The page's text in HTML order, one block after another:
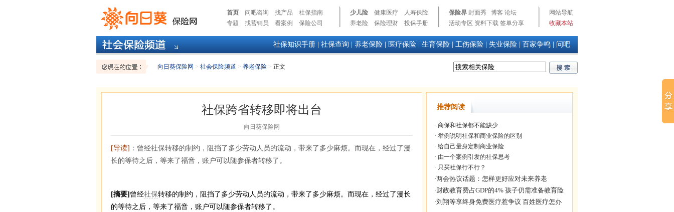
首页 问吧咨询 找产品
社保指南
专题
找营销员 看案例 保险公司
少儿险 健康医疗
人寿保险
养老险
保险理财 投保手册
保险界 封面秀 博客 论坛
活动专区 资料下载 签单分享
网站导航
收藏本站
社保知识手册 社保查询 养老保险 医疗保险 生育保险 工伤保险 失业保险 百家争鸣 问吧
向日葵保险网 > 社会保险频道 > 养老保险 > 正文
社保跨省转移即将出台
向日葵保险网
[导读] ：曾经社保转移的制约，阻挡了多少劳动人员的流动，带来了多少麻烦。而现在，经过了漫
长的等待之后，等来了福音，账户可以随参保者转移了。
[摘要] 曾经社保转移的制约，阻挡了多少劳动人员的流动，带来了多少麻烦。而现在，经过了漫长
的等待之后，等来了福音，账户可以随参保者转移了。
推荐阅读
· 商保和社保都不能缺少
· 举例说明社保和商业保险的区别
· 给自己量身定制商业保险
· 由一个案例引发的社保思考
· 只买社保行不行？